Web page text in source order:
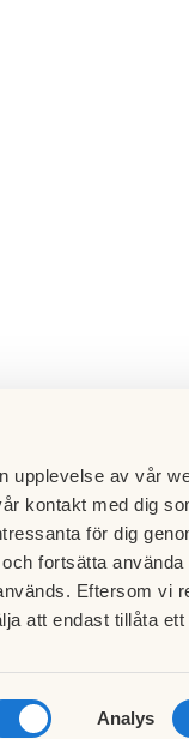
upplevelse av vår
kontakt med dig
för dig
fortsätta
Eftersom vi
att endast tillåta ett
Analys